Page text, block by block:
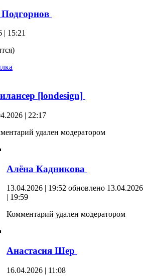
| 15:21
[londesign]
| 22:17
удален модератором
Алёна Кадникова
13.04.2026 | 19:52 обновлено 13.04.2026
| 19:59
Комментарий удален модератором
Анастасия Шер
16.04.2026 | 11:08